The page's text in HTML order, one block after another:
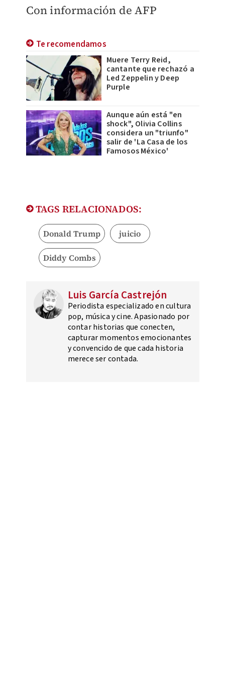
Con información de AFP
Te recomendamos
Muere Terry Reid,
cantante que rechazó a
Led Zeppelin y Deep
Purple
Aunque aún está "en
shock", Olivia Collins
considera un "triunfo"
salir de 'La Casa de los
Famosos México'
TAGS RELACIONADOS:
Donald Trump juicio
Diddy Combs
Luis García Castrejón
Periodista especializado en cultura
pop, música y cine. Apasionado por
contar historias que conecten,
capturar momentos emocionantes
y convencido de que cada historia
merece ser contada.